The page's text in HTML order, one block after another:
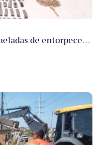
PMAM apreende 16,6 toneladas de entorpecentes e registra aumento nas prisões em flagrante e nas capturas de foragidos no primeiro semestre de 2026